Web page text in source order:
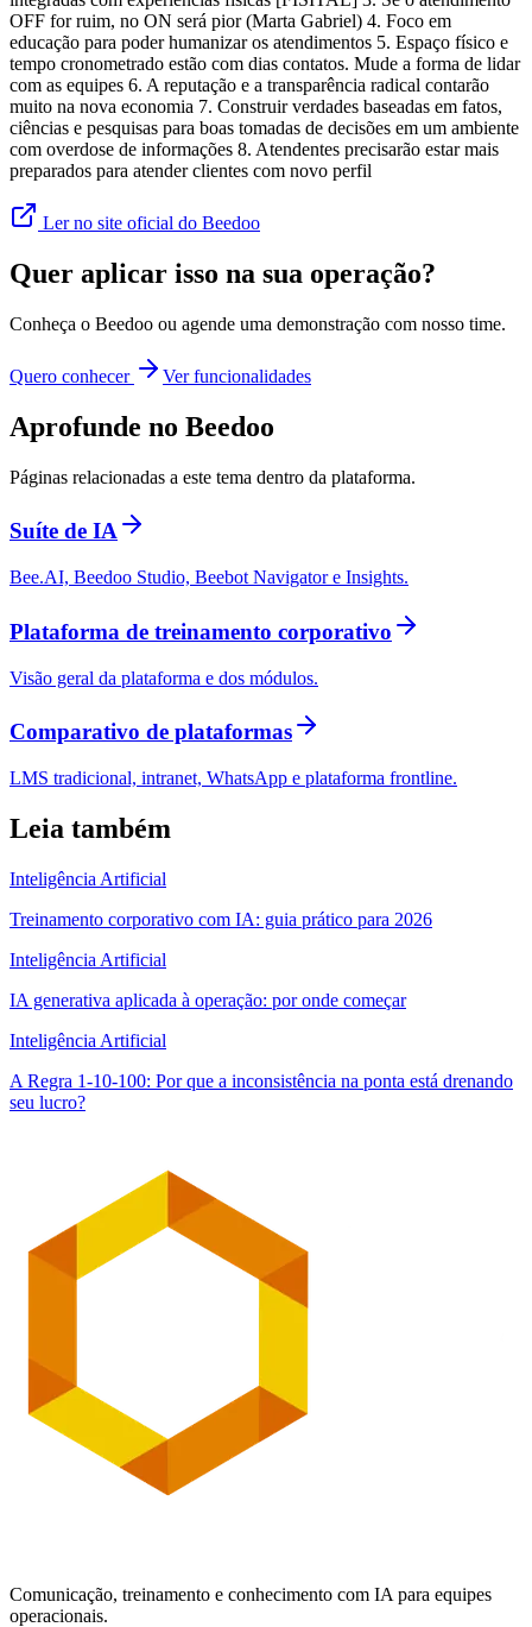
OFF for ruim, no ON será pior (Marta Gabriel) 4. Foco em
educação para poder humanizar os atendimentos 5. Espaço físico e
tempo cronometrado estão com dias contatos. Mude a forma de lidar
com as equipes 6. A reputação e a transparência radical contarão
muito na nova economia 7. Construir verdades baseadas em fatos,
ciências e pesquisas para boas tomadas de decisões em um ambiente
com overdose de informações 8. Atendentes precisarão estar mais
preparados para atender clientes com novo perfil
Ler no site oficial do Beedoo
Quer aplicar isso na sua operação?
Conheça o Beedoo ou agende uma demonstração com nosso time.
Quero conhecer Ver funcionalidades
Aprofunde no Beedoo
Páginas relacionadas a este tema dentro da plataforma.
Suíte de IA
Bee.AI, Beedoo Studio, Beebot Navigator e Insights.
Plataforma de treinamento corporativo
Visão geral da plataforma e dos módulos.
Comparativo de plataformas
LMS tradicional, intranet, WhatsApp e plataforma frontline.
Leia também
Inteligência Artificial
Treinamento corporativo com IA: guia prático para 2026
Inteligência Artificial
IA generativa aplicada à operação: por onde começar
Inteligência Artificial
A Regra 1-10-100: Por que a inconsistência na ponta está drenando
seu lucro?
Comunicação, treinamento e conhecimento com IA para equipes
operacionais.